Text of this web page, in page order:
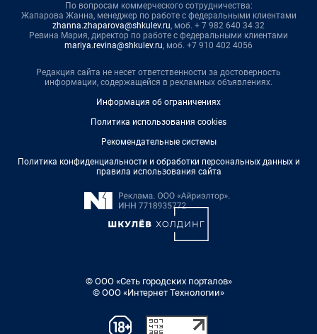
По вопросам коммерческого сотрудничества:
Жапарова Жанна, менеджер по работе с федеральными клиентами
zhanna.zhaparova@shkulev.ru, моб. + 7 982 640 34 32
Ревина Мария, директор по работе с федеральными клиентами
mariya.revina@shkulev.ru, моб. +7 910 402 4056
Редакция сайта не несет ответственности за достоверность
информации, содержащейся в рекламных объявлениях.
Информация об ограничениях
Политика использования cookies
Рекомендательные системы
Политика конфиденциальности и обработки персональных данных и
правила использования сайта
© ООО «Сеть городских порталов»
© ООО «Интернет Технологии»